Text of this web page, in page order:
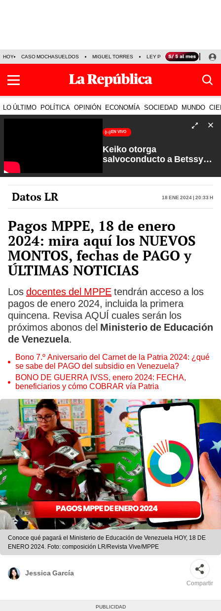
HOY CASO MOCHASUELDOS MIGUEL TORRES LEY PULPÍN PRECIO DEL
LO ÚLTIMO POLÍTICA OPINIÓN ECONOMÍA SOCIEDAD MUNDO
EN VIVO
Keiko otorga
salvoconducto a Betssy
Petroperú | Sin Guion con
Rosa María Palacios
Datos LR 18 Ene 2024 | 20:33 h
Pagos MPPE, 18 de enero
2024: mira aquí los NUEVOS
MONTOS, fechas de PAGO y
ÚLTIMAS NOTICIAS
Los docentes del MPPE tendrán acceso a los
pagos de enero 2024, incluida la primera
quincena. Revisa AQUÍ cuales serán los
próximos abonos del Ministerio de Educación
de Venezuela.
Bono 7.º Aniversario del Carnet de la Patria 2024: ¿qué
se sabe del PAGO del subsidio en Venezuela?
BONO DE GUERRA IVSS, enero 2024: FECHA,
beneficiarios y cómo COBRAR vía Patria
Conoce qué pagará el Ministerio de Educación de Venezuela HOY, 18 DE
ENERO 2024. Foto: composición LR/Revista Vive/MPPE
Jessica García
Compartir